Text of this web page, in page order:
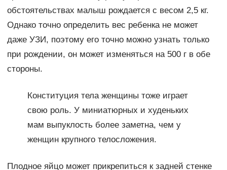
обстоятельствах малыш рождается с весом 2,5 кг.
Однако точно определить вес ребенка не может
даже УЗИ, поэтому его точно можно узнать только
при рождении, он может изменяться на 500 г в обе
стороны.
Конституция тела женщины тоже играет
свою роль. У миниатюрных и худеньких
мам выпуклость более заметна, чем у
женщин крупного телосложения.
Плодное яйцо может прикрепиться к задней стенке